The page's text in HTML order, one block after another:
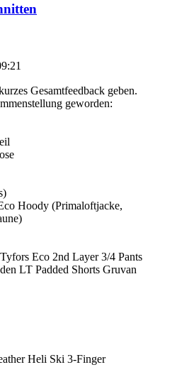
Gesamtfeedback geben.
geworden:
Hoody (Primaloftjacke,
Eco 2nd Layer 3/4 Pants
LT Padded Shorts Gruvan
Heli Ski 3-Finger